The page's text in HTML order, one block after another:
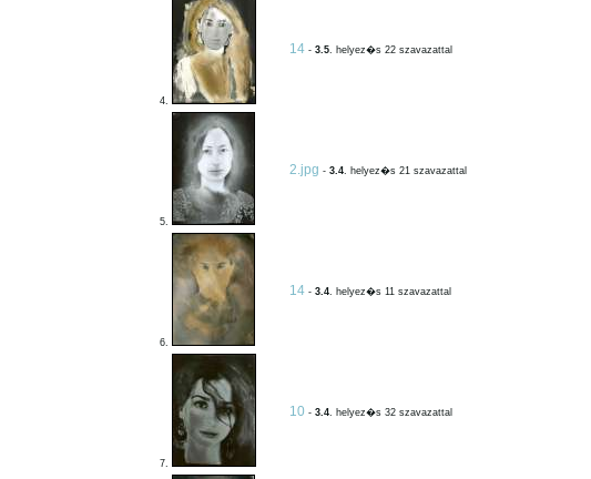
4.
14 - 3.5. helyez�s 22 szavazattal
5.
2.jpg - 3.4. helyez�s 21 szavazattal
6.
14 - 3.4. helyez�s 11 szavazattal
7.
10 - 3.4. helyez�s 32 szavazattal